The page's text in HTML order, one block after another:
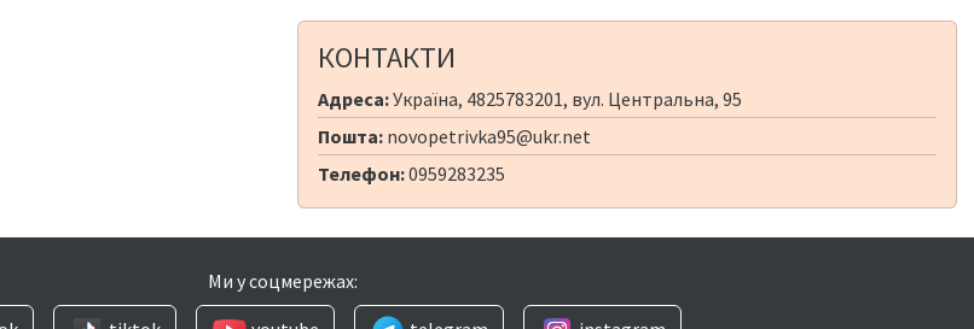
КОНТАКТИ
Адреса:Україна, 4825783201, вул. Центральна, 95
Пошта: novopetrivka95@ukr.net
Телефон:0959283235
Ми у соцмережах: